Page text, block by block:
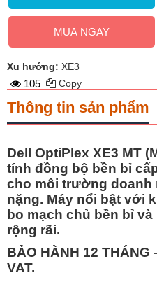
MUA NGAY
Xu hướng: XE3
105 Copy
Thông tin sản phẩm
Dell OptiPlex XE3 MT
tính đồng bộ bền bỉ
cho môi trường doanh
nặng. Máy nổi bật với
bo mạch chủ bền bỉ
rộng rãi.
BẢO HÀNH 12 THÁNG
VAT.